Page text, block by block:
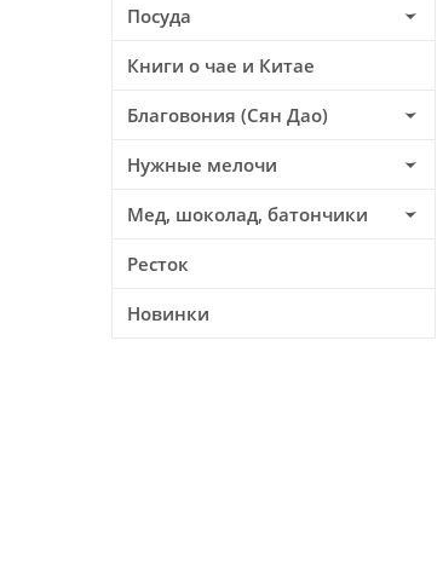
Посуда
Книги о чае и Китае
Благовония (Сян Дао)
Нужные мелочи
Мед, шоколад, батончики
Ресток
Новинки